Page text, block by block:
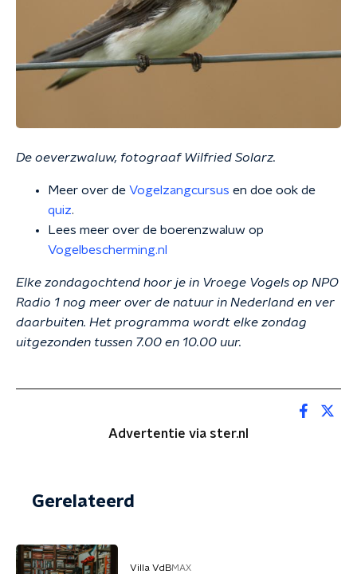
De oeverzwaluw, fotograaf Wilfried Solarz.
Meer over de Vogelzangcursus en doe ook de
quiz.
Lees meer over de boerenzwaluw op
Vogelbescherming.nl
Elke zondagochtend hoor je in Vroege Vogels op NPO
Radio 1 nog meer over de natuur in Nederland en ver
daarbuiten. Het programma wordt elke zondag
uitgezonden tussen 7.00 en 10.00 uur.
Advertentie via ster.nl
Gerelateerd
Villa VdBMAX